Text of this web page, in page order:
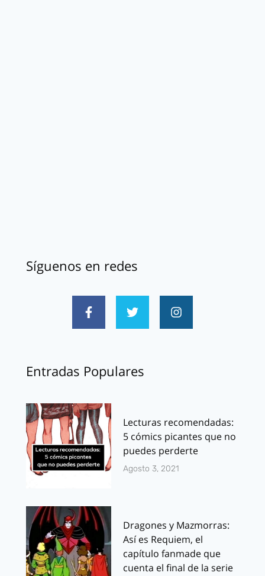
Síguenos en redes
Entradas Populares
Lecturas recomendadas:
5 cómics picantes que no
puedes perderte
Agosto 3, 2021
Dragones y Mazmorras:
Así es Requiem, el
capítulo fanmade que
cuenta el final de la serie